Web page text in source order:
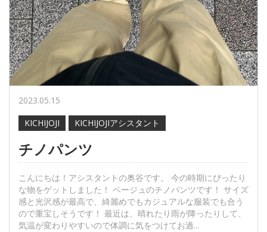
2023.05.15
KICHIJOJI
KICHIJOJIアシスタント
チノパンツ
こんにちは！アシスタントの奥谷です。 今の時期にぴったり
な物をゲットしました！ ベージュのチノパンツです！ サイズ
感と光沢感が最高で、綺麗めでもカジュアルな服装でも合う
ので重宝しそうです！ 最近は、晴れたり雨が降ったりして、
気温が変わりやすいので体調に気をつけてお過...